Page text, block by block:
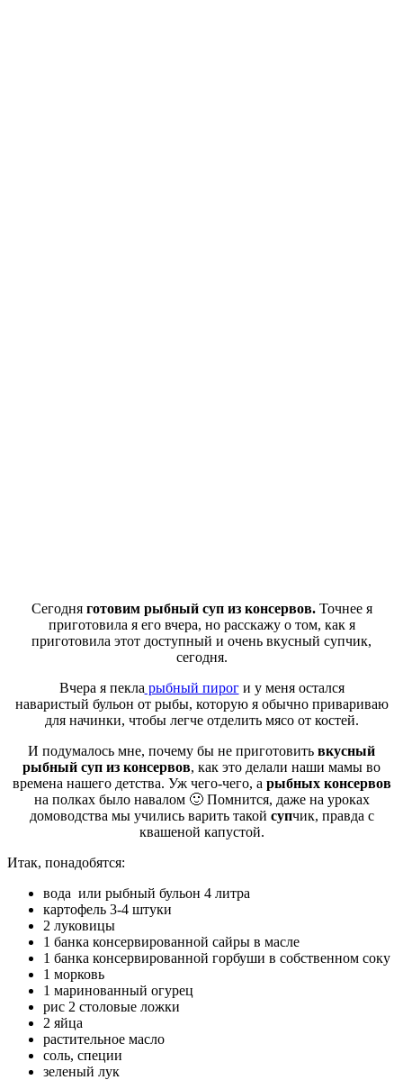
Сегодняготовим рыбный суп из консервов. Точнее я
приготовила я его вчера, но расскажу о том, как я
приготовила этот доступный и очень вкусный супчик,
сегодня.
Вчера я пекла рыбный пироги у меня остался
наваристый бульон от рыбы, которую я обычно привариваю
для начинки, чтобы легче отделить мясо от костей.
И подумалось мне, почему бы не приготовить вкусный
рыбный суп из консервов, как это делали наши мамы во
времена нашего детства. Уж чего-чего, а рыбных консервов
на полках было навалом 🙂 Помнится, даже на уроках
домоводства мы учились варить такой супчик, правда с
квашеной капустой.
Итак, понадобятся:
вода или рыбный бульон 4 литра
картофель 3-4 штуки
2 луковицы
1 банка консервированной сайры в масле
1 банка консервированной горбуши в собственном соку
1 морковь
1 маринованный огурец
рис 2 столовые ложки
2 яйца
растительное масло
соль, специи
зеленый лук